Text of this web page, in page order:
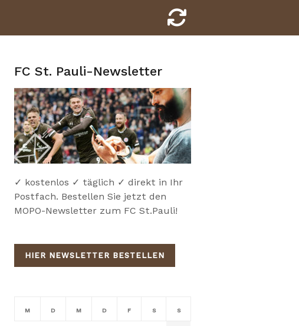
FC St. Pauli-Newsletter
✓ kostenlos ✓ täglich ✓ direkt in Ihr
Postfach. Bestellen Sie jetzt den
MOPO-Newsletter zum FC St.Pauli!
HIER NEWSLETTER BESTELLEN
M D M D F S S